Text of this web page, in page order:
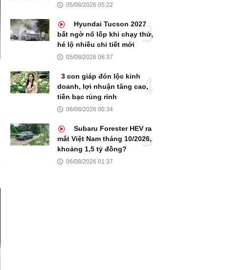
05/08/2026 05:22
Hyundai Tucson 2027
bất ngờ nổ lốp khi chạy thử,
hé lộ nhiều chi tiết mới
05/08/2026 06:37
3 con giáp đón lộc kinh
doanh, lợi nhuận tăng cao,
tiền bạc rủng rỉnh
06/08/2026 00:34
Subaru Forester HEV ra
mắt Việt Nam tháng 10/2026,
khoảng 1,5 tỷ đồng?
06/08/2026 01:37